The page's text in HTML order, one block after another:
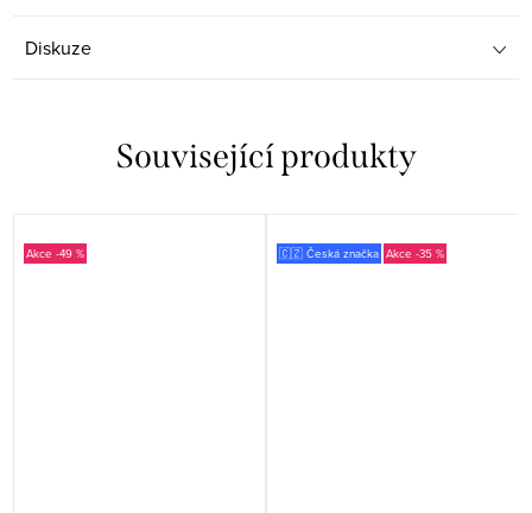
Diskuze
Související produkty
-49 % 🇨🇿 Česká značka -35 %